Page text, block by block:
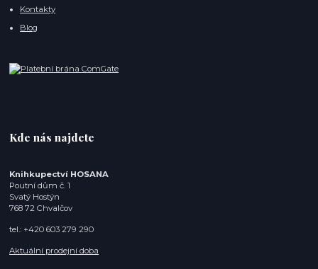
Kontakty
Blog
Kde nás najdete
Knihkupectví HOSANA
Poutní dům č. 1
Svatý Hostýn
768 72 Chvalčov
tel.: +420 603 279 290
Aktuální prodejní doba